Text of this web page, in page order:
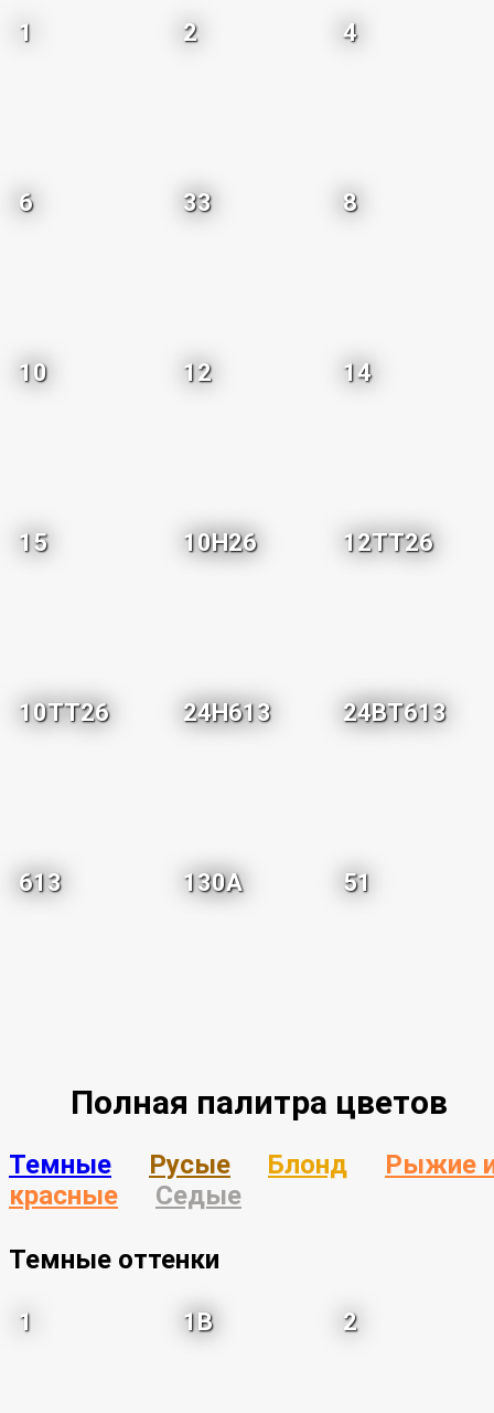
1 2 4
6 33 8
10 12 14
15 10H26 12TT26
10TT26 24H613 24BT613
613 130A 51
Полная палитра цветов
Темные Русые Блонд
Рыжие
красные
Седые
Темные оттенки
1 1B 2